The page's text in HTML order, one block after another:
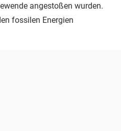
angestoßen wurden.
fossilen Energien